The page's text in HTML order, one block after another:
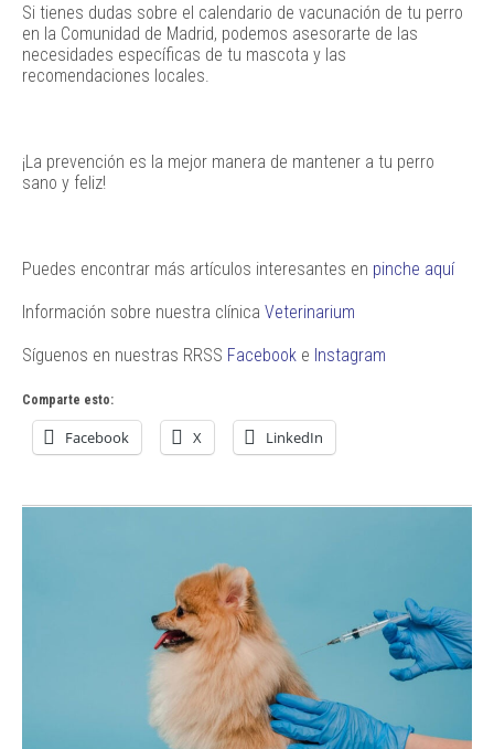
Si tienes dudas sobre el calendario de vacunación de tu perro
en la Comunidad de Madrid, podemos asesorarte de las
necesidades específicas de tu mascota y las
recomendaciones locales.
¡La prevención es la mejor manera de mantener a tu perro
sano y feliz!
Puedes encontrar más artículos interesantes en pinche aquí
Información sobre nuestra clínica Veterinarium
Síguenos en nuestras RRSS Facebook e Instagram
Comparte esto:
Facebook X LinkedIn